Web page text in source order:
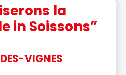
la
in Soissons”
VIGNES